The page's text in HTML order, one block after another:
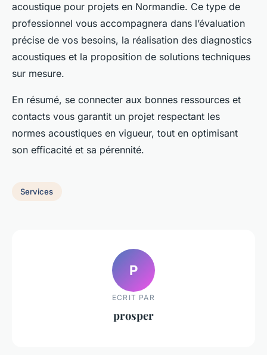
acoustique pour projets en Normandie. Ce type de
professionnel vous accompagnera dans l’évaluation
précise de vos besoins, la réalisation des diagnostics
acoustiques et la proposition de solutions techniques
sur mesure.
En résumé, se connecter aux bonnes ressources et
contacts vous garantit un projet respectant les
normes acoustiques en vigueur, tout en optimisant
son efficacité et sa pérennité.
Services
P
ECRIT PAR
prosper